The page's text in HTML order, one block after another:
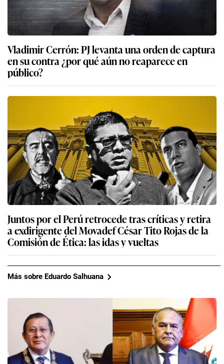
Vladimir Cerrón: PJ levanta una orden de captura
en su contra ¿por qué aún no reaparece en
público?
Juntos por el Perú retrocede tras críticas y retira
a exdirigente del Movadef César Tito Rojas de la
Comisión de Ética: las idas y vueltas
Más sobre Eduardo Salhuana